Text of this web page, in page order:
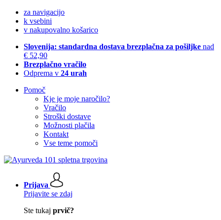
za navigacijo
k vsebini
v nakupovalno košarico
Slovenija: standardna dostava brezplačna za pošiljke nad
€ 52,90
Brezplačno vračilo
Odprema v 24 urah
Pomoč
Kje je moje naročilo?
Vračilo
Stroški dostave
Možnosti plačila
Kontakt
Vse teme pomoči
Prijava
Prijavite se zdaj
Ste tukaj prvič?